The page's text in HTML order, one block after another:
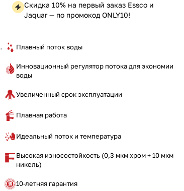
Скидка 10% на первый заказ Essco и
Jaquar — по промокод ONLY10!
Плавный поток воды
Инновационный регулятор потока для экономии
воды
Увеличенный срок эксплуатации
Плавная работа
Идеальный поток и температура
Высокая износостойкость (0,3 мкм хром + 10 мкм
никель)
10-летняя гарантия